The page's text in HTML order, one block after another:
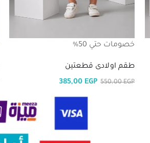
خصومات حتي 50%
طقم اولادى قطعتين
550,00EGP
385,00 EGP